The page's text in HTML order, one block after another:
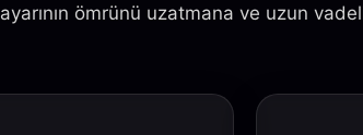
ömrünü uzatmana ve uzun